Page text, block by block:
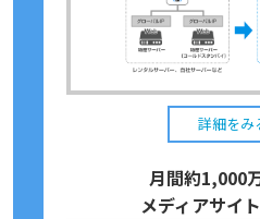
詳細をみ
月間約1,000
メディアサイ